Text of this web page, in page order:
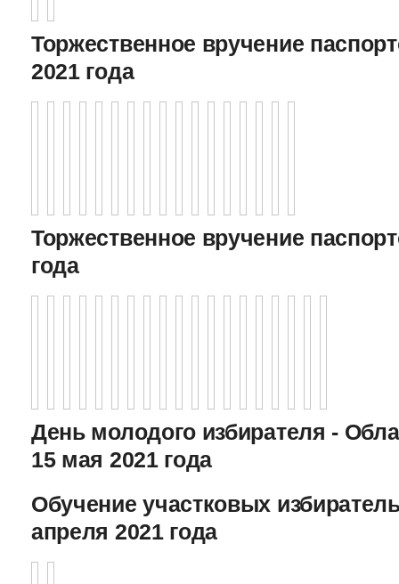
Торжественное вручение
2021 года
Торжественное вручение
года
День молодого избирателя -
15 мая 2021 года
Обучение участковых
апреля 2021 года